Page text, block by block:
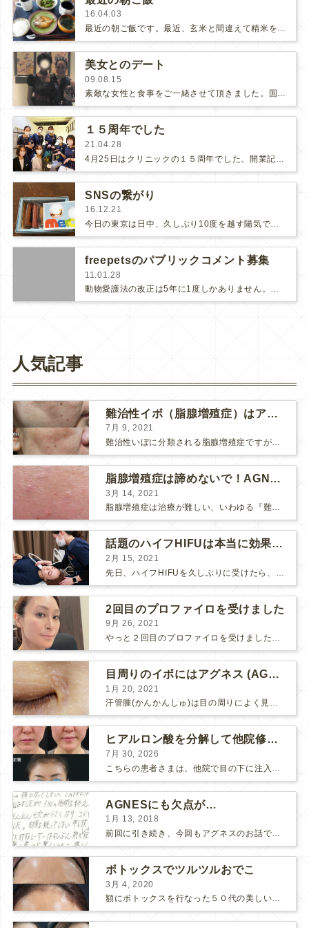
16.04.03
最近の朝ご飯です。最近、玄米と間違えて精米を買ってしまったので白いお米です。メインは島根からお越し頂いている患者様から頂いた…
美女とのデート
09.08.15
素敵な女性と食事をご一緒させて頂きました。国際的に大活躍されている美しくカッコ良く、そして強い方で、私はすっかり彼女のファンで…
１５周年でした
21.04.28
SNSの繋がり
16.12.21
今日の東京は日中、久しぶり10度を越す陽気で年末という事を忘れそうでした🎵先日、ヅメ先生から内祝いが届きました。可愛い赤ちゃん…
freepetsのパブリックコメント募集
11.01.28
動物愛護法の改正は5年に1度しかありません。次の改正は来年、2012年です。ここで大幅に改正されなければ、また次の5年間、日…
人気記事
難治性イボ（脂腺増殖症）はアグネスAGNESが効果的です！
7月 9, 2021
難治性いぼに分類される脂腺増殖症ですが、脂腺増殖症はAGNESアグネスにとても良く反応して、きれいに治すことができます。 ↑ 脂腺増殖症をアグネスAGNESで３回治療した1ヶ月後の写真です。...
脂腺増殖症は諦めないで！AGNESアグネス治療でツルツル肌に！
3月 14, 2021
脂腺増殖症は治療が難しい、いわゆる『難治性イボ』です。 脂腺増殖症でググると、治療法として液体窒素、メスやパンチングによる外科的切除、炭酸ガスレーザーなどが出て来ますが、実際のところ、液体窒...
話題のハイフHIFUは本当に効果があるのか？
2月 15, 2021
2回目のプロファイロを受けました
9月 26, 2021
やっと２回目のプロファイロを受けました。 ↑ 写真はプロファイロ翌日です。 この距離の写真では凹凸は映らないですし、 実物も、首がよく見ると凹凸が残っている位で、 それも３日で...
目周りのイボにはアグネス (AGNES）が効く！（ほぼ）ノーダウンタイムのイボ治療
1月 20, 2021
汗管腫(かんかんしゅ)は目の周りによく見られるいぼです。 以前は炭酸ガスレーザーでイボ組織を削って（蒸散とかアブレーションと言います）治療していました。 汗管腫は治療しても再発しやすい難治...
ヒアルロン酸を分解して他院修正（目の下のチンダル現象とその補正）
7月 30, 2026
AGNESにも欠点が…
1月 13, 2018
前回に引き続き、今回もアグネスのお話です。 AGNESはとっても良い治療である一方、 欠点もいくつかありますので、そちらもお話ししておきますね。 AGNESの欠点 1. ダウンタイム A...
ボトックスでツルツルおでこ
3月 4, 2020
額にボトックスを行なった５０代の美しい女性です。 エイジングとともに横ジワが目立つようになって、 キメが乱れてツヤが無くなってきます。 ボトックスを額に注射すると 横ジワが目立たなくな...